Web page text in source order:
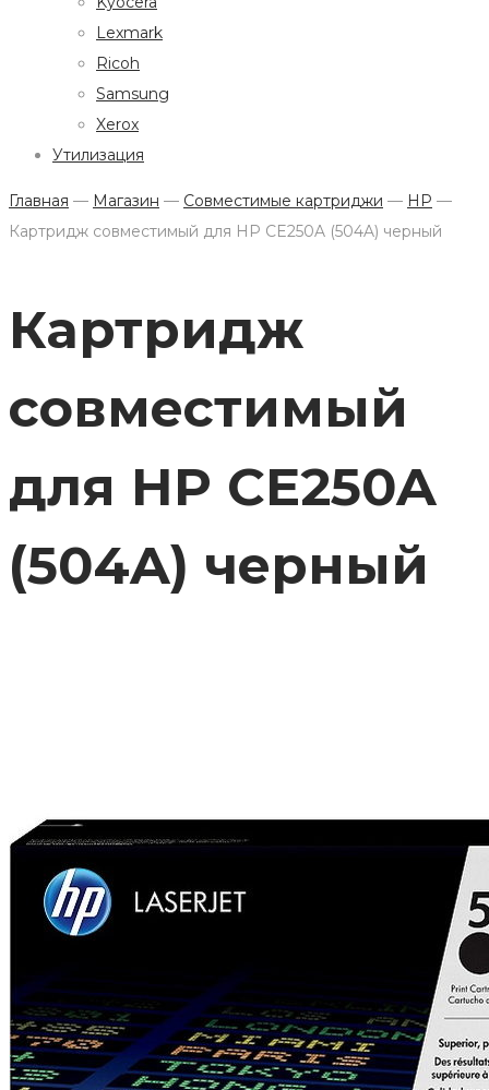
Lexmark
Ricoh
Samsung
Xerox
Утилизация
Главная — Магазин — Совместимые картриджи — HP —
Картридж совместимый для HP CE250A (504A) черный
Картридж
совместимый
для HP CE250A
(504A) черный